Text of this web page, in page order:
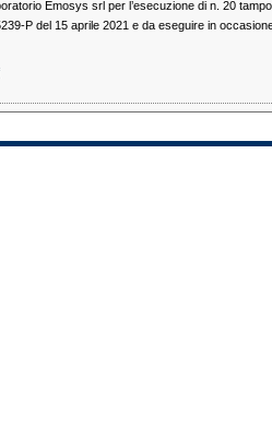
Emosys srl per l’esecuzione di n. 20
P del 15 aprile 2021 e da eseguire in